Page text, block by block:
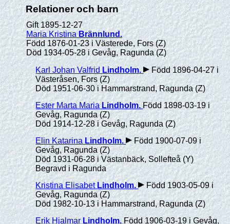
Relationer och barn
Gift 1895-12-27
Maria Kristina Brännlund.
Född 1876-01-23 i Västerede, Fors (Z)
Död 1934-05-28 i Gevåg, Ragunda (Z)
Karl Johan Valfrid Lindholm.
Född 1896-04-27 i
Västeråsen, Fors (Z)
Död 1951-06-30 i Hammarstrand, Ragunda (Z)
Ester Marta Maria Lindholm.Född 1898-03-19 i
Gevåg, Ragunda (Z)
Död 1914-12-28 i Gevåg, Ragunda (Z)
Elin Katarina Lindholm.
Född 1900-07-09 i
Gevåg, Ragunda (Z)
Död 1931-06-28 i Västanbäck, Sollefteå (Y)
Begravd i Ragunda
Kristina Elisabet Lindholm.
Född 1903-05-09 i
Gevåg, Ragunda (Z)
Död 1982-10-13 i Hammarstrand, Ragunda (Z)
Erik Hjalmar Lindholm.Född 1906-03-19 i Gevåg,